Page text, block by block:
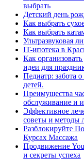
выбрать
Детский день
Как выбрать
Как выбрать
Ультразвуковая
IT-ипотека в
Как
идеи для
Педиатр: забота
детей.
Преимущества
обслуживание и
Эффективное
советы и методы
Разблокируйте
Курсах Массажа
Продвижение
и секреты успеха